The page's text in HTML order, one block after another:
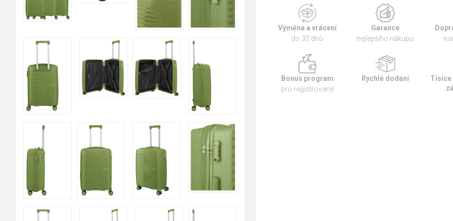
Výměna a vrácení
do 30 dnů
Garance
nejlepšího nákupu
Bonus program
pro registrované
Rychlé dodání
Tisíce